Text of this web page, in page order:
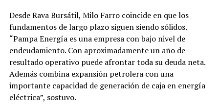
Desde Rava Bursátil, Milo Farro coincide en que los
fundamentos de largo plazo siguen siendo sólidos.
“Pampa Energía es una empresa con bajo nivel de
endeudamiento. Con aproximadamente un año de
resultado operativo puede afrontar toda su deuda neta.
Además combina expansión petrolera con una
importante capacidad de generación de caja en energía
eléctrica”, sostuvo.